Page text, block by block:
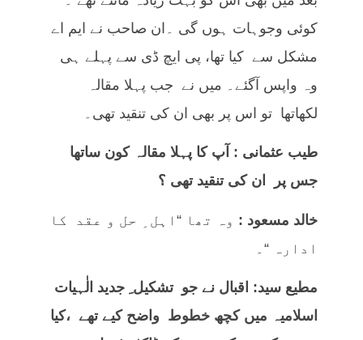
کوئی وجوہات ہوں گی ۔ان صاحب نے ایم اے
مشکل سے کیا تھا، پی ایچ ڈی سے پہلے ہی
وہ واپس آگئے۔ میں نے جب پہلا مقالہ
لکھاتھا تو اس پر بھی ان کی تنقید تھی۔
طیب عثمانی : آپ کا پہلا مقالہ کون ساتھا
جس پر ان کی تنقید تھی ؟
خالد مسعود : وہ تھا “اہل ِ حل و عقد کا
ادارہ “۔
مطیع سید: اقبال نے جو تشکیل ِ جدید الٰہیات
اسلامیہ میں کچھ خطوط واضح کیے تھے ،کیا